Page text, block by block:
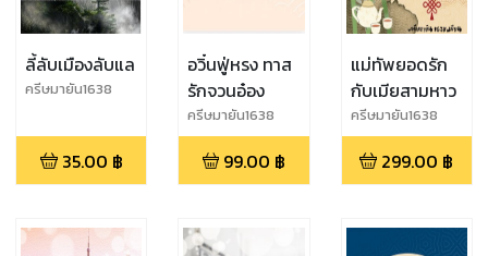
ลี้ลับเมืองลับแล
ครีษมายัน1638
35.00 ฿
อวิ๋นฟู่หรง ทาส
รักจวนอ๋อง
ครีษมายัน1638
99.00 ฿
แม่ทัพยอดรัก
กับเมียสามหาว
ครีษมายัน1638
299.00 ฿